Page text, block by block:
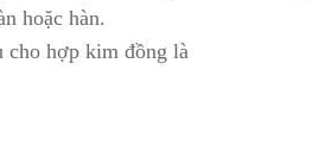
hoặc hàn.
cho hợp kim đồng là